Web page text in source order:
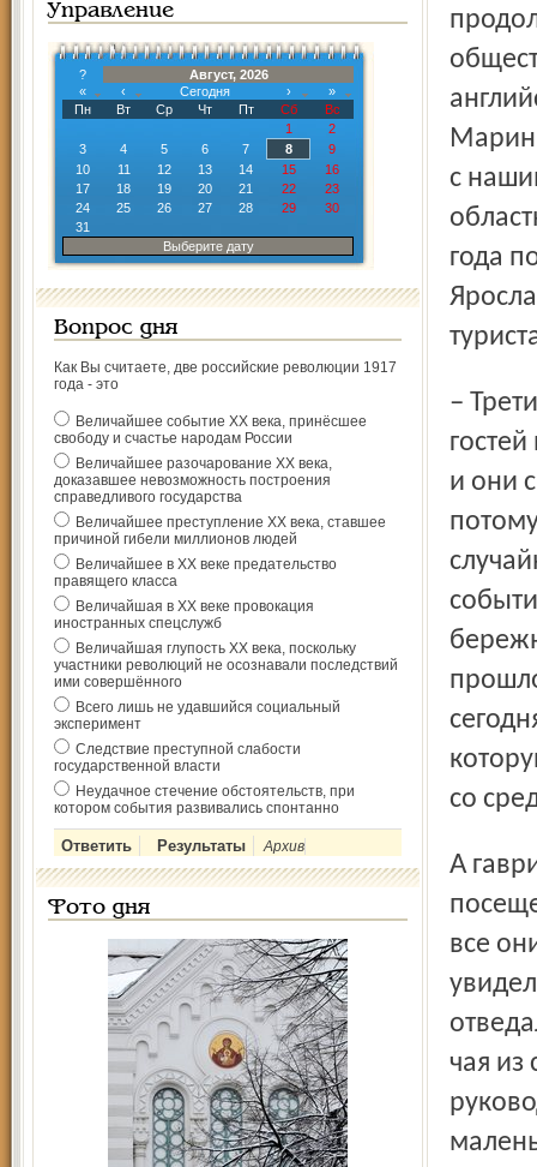
Управление
?
Август, 2026
«
‹ Сегодня ›
»
Пн
Вт Ср Чт Пт Сб
Вс
1
2
3
4 5 6 7 8
9
10
11 12 13 14 15
16
17
18 19 20 21 22
23
24
25 26 27 28 29
30
31
Выберите дату
Вопрос дня
Как Вы считаете, две российские революции 1917
года - это
Величайшее событие ХХ века, принёсшее
свободу и счастье народам России
Величайшее разочарование ХХ века,
доказавшее невозможность построения
справедливого государства
Величайшее преступление ХХ века, ставшее
причиной гибели миллионов людей
Величайшее в ХХ веке предательство
правящего класса
Величайшая в ХХ веке провокация
иностранных спецслужб
Величайшая глупость ХХ века, поскольку
участники революций не осознавали последствий
ими совершённого
Всего лишь не удавшийся социальный
эксперимент
Следствие преступной слабости
государственной власти
Неудачное стечение обстоятельств, при
котором события развивались спонтанно
Архив
Фото дня
с
года
– Третий раз мы принимаем на гаврилов-ямской земле
и они
со
А гаврилов-ямский визит английских гостей начался с
все
чая